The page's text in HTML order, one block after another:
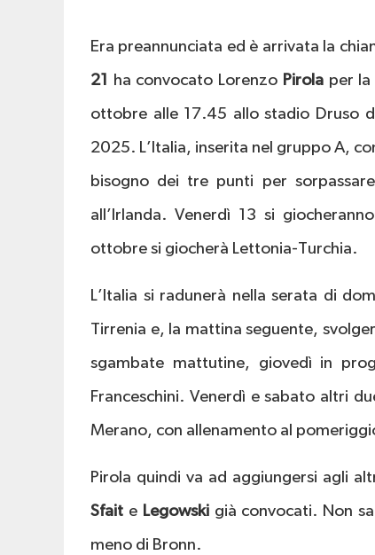
Era preannunciata ed è arrivata la
21
ha convocato Lorenzo Pirolaper la
ottobre alle 17.45 allo stadio Druso
2025. L’Italia, inserita nel gruppo A,
bisogno dei tre punti per
all’Irlanda. Venerdì 13 si
ottobre si giocherà Lettonia-Turchia.
L’Italia si radunerà nella serata di
Tirrenia e, la mattina seguente,
sgambate mattutine, giovedì in
Franceschini. Venerdì e sabato altri
Merano, con allenamento al
Pirola quindi va ad aggiungersi agli
Sfait e Legowskigià convocati. Non
meno di Bronn.